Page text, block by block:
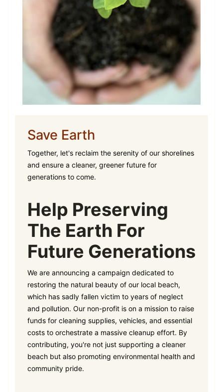
Save Earth
Together, let's reclaim the serenity of our shorelines
and ensure a cleaner, greener future for
generations to come.
Help Preserving
The Earth For
Future Generations
We are announcing a campaign dedicated to
restoring the natural beauty of our local beach,
which has sadly fallen victim to years of neglect
and pollution. Our non-profit is on a mission to raise
funds for cleaning supplies, vehicles, and essential
costs to orchestrate a massive cleanup effort. By
contributing, you're not just supporting a cleaner
beach but also promoting environmental health and
community pride.